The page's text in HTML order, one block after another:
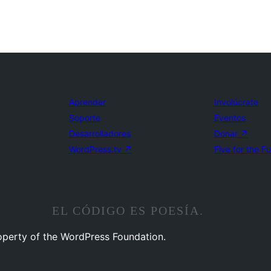
Aprender
Soporte
Desarrolladores
WordPress.tv ↗
Involúcrate
Eventos
Donar ↗
Five for the
EL CÓDIGO ES POESÍA.
of the WordPress Foundation.